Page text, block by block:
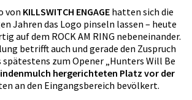
von KILLSWITCH ENGAGE hatten sich die
Jahren das Logo pinseln lassen – heute
auf dem ROCK AM RING nebeneinander.
betrifft auch und gerade den Zuspruch
spätestens zum Opener „Hunters Will Be
hergerichteten Platz vor der
an den Eingangsbereich bevölkert.